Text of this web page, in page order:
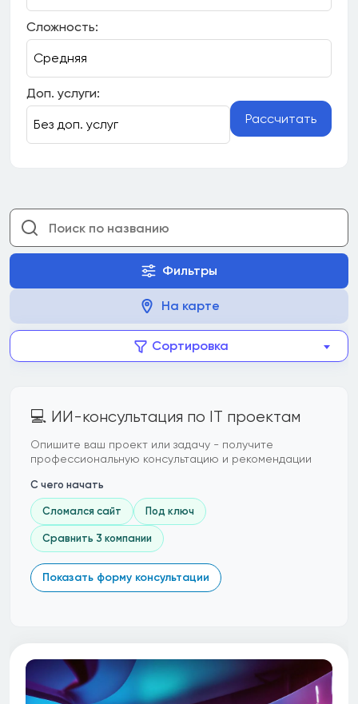
Сложность:
Доп. услуги:
Рассчитать
Фильтры
На карте
Сортировка
💻 ИИ-консультация по IT проектам
Опишите ваш проект или задачу - получите
профессиональную консультацию и рекомендации
С чего начать
Сломался сайт Под ключ
Сравнить 3 компании
Показать форму консультации